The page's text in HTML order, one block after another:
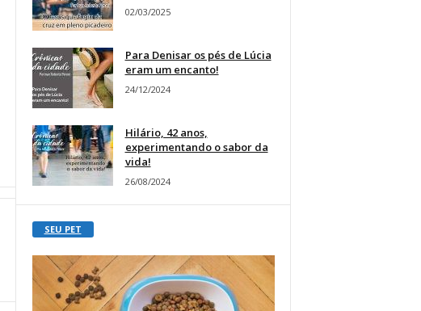
02/03/2025
Para Denisar os pés de Lúcia
eram um encanto!
24/12/2024
Hilário, 42 anos,
experimentando o sabor da
vida!
26/08/2024
SEU PET